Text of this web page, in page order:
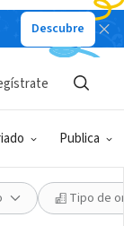
Descubre
Publica
Tipo de
Greater